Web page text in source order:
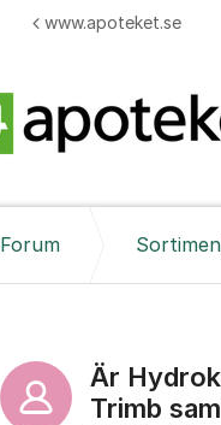
www.apoteket.se
Forum
Är
Trimb